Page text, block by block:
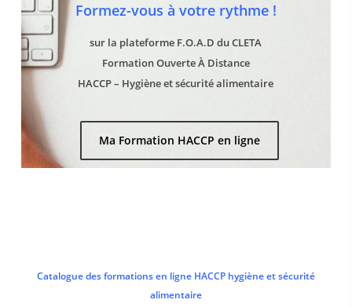
Formez-vous à votre rythme !
sur la plateforme F.O.A.D du CLETA
Formation Ouverte À Distance
HACCP – Hygiène et sécurité alimentaire
Ma Formation HACCP en ligne
Catalogue des formations en ligne HACCP hygiène et sécurité
alimentaire